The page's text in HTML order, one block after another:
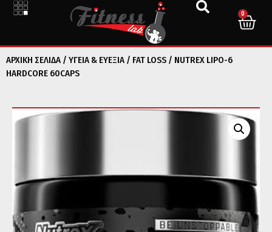
0
ΑΡΧΙΚΉ ΣΕΛΊΔΑ / ΥΓΕΙΑ & ΕΥΕΞΙΑ / FAT LOSS / NUTREX LIPO-6
HARDCORE 60CAPS